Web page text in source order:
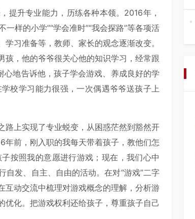
提升专业能力，历练各种本领。2016年，
样的小学”“学会准时”“我会探路”等各项活
习准备等，教师、家长的观念逐渐改变。
，他的爷爷很关心他的知识学习，经常跟
心地告诉他，孩子学会游戏、养成良好的学
校学习能力很强，一次偶遇爷爷送孩子上
路上实现了专业蜕变，从困惑茫然到豁然开
年前，刚入职的我每天带着孩子，教他们怎
按照我的意愿进行游戏；现在，我们心中
发、自主、自由的活动。在对“游戏”二字
互动交流中梳理对游戏概念的理解，分析游
化。把游戏权利还给孩子，尊重孩子自己